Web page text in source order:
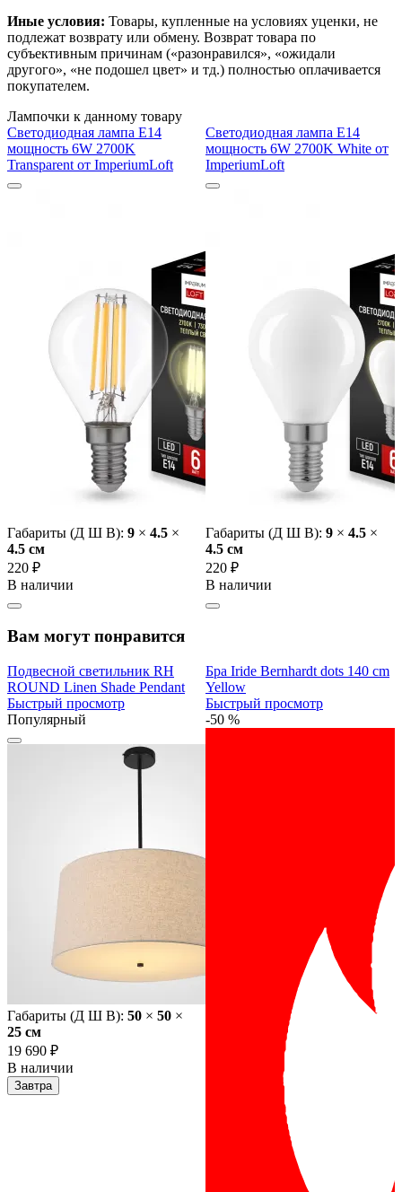
Иные условия: Товары, купленные на условиях уценки, не
подлежат возврату или обмену. Возврат товара по
субъективным причинам («разонравился», «ожидали
другого», «не подошел цвет» и тд.) полностью оплачивается
покупателем.
Лампочки к данному товару
Светодиодная лампа E14
мощность 6W 2700K
Transparent от ImperiumLoft
Габариты (Д Ш В): 9 × 4.5 ×
4.5 cм
220 ₽
В наличии
Светодиодная лампа E14
мощность 6W 2700K White от
ImperiumLoft
Габариты (Д Ш В): 9 × 4.5 ×
4.5 cм
220 ₽
В наличии
Вам могут понравится
Подвесной светильник RH
ROUND Linen Shade Pendant
Быстрый просмотр
Популярный
Габариты (Д Ш В): 50 × 50 ×
25 cм
19 690 ₽
В наличии
Завтра
Бра Iride Bernhardt dots 140 cm
Yellow
Быстрый просмотр
-50 %